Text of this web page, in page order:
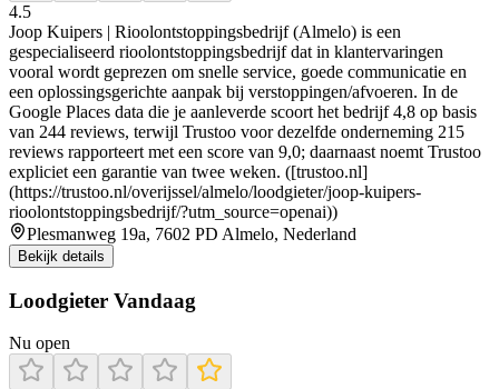
4.5
Joop Kuipers | Rioolontstoppingsbedrijf (Almelo) is een
gespecialiseerd rioolontstoppingsbedrijf dat in klantervaringen
vooral wordt geprezen om snelle service, goede communicatie en
een oplossingsgerichte aanpak bij verstoppingen/afvoeren. In de
Google Places data die je aanleverde scoort het bedrijf 4,8 op basis
van 244 reviews, terwijl Trustoo voor dezelfde onderneming 215
reviews rapporteert met een score van 9,0; daarnaast noemt Trustoo
expliciet een garantie van twee weken. ([trustoo.nl]
(https://trustoo.nl/overijssel/almelo/loodgieter/joop-kuipers-
rioolontstoppingsbedrijf/?utm_source=openai))
Plesmanweg 19a, 7602 PD Almelo, Nederland
Bekijk details
Loodgieter Vandaag
Nu open